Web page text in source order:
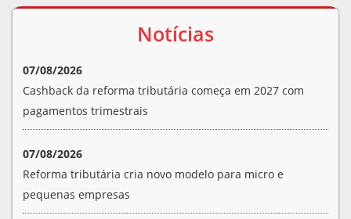
Notícias
07/08/2026
Cashback da reforma tributária começa em 2027 com
pagamentos trimestrais
07/08/2026
Reforma tributária cria novo modelo para micro e
pequenas empresas